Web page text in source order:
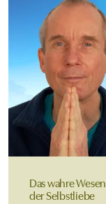
Das wahre Wesen
der Selbstliebe